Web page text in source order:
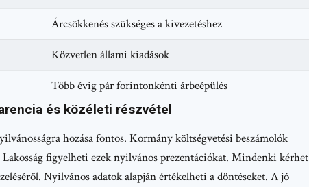
Árcsökkenés szükséges a kivezetéshez
Közvetlen állami kiadások
Több évig pár forintonkénti árbeépülés
és közéleti részvétel
hozása fontos. Kormány költségvetési beszámolók
figyelheti ezek nyilvános prezentációkat. Mindenki kérhet
Nyilvános adatok alapján értékelheti a döntéseket. A jó